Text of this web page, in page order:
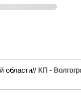
области// КП -